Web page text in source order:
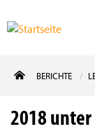
zum
BERICHTE
2018